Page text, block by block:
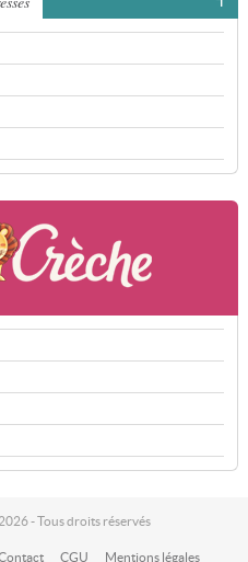
- Tous droits réservés
CGU Mentions légales